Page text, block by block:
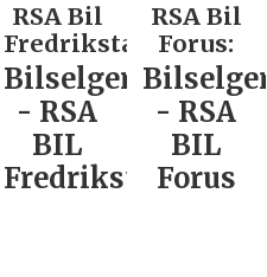
RSA Bil
Fredrikstad:
Bilselger
- RSA
BIL
Fredrikstad
RSA Bil
Forus:
Bilselger
- RSA
BIL
Forus